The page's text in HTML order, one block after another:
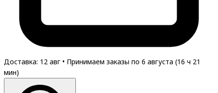
Доставка: 12 авг • Принимаем заказы по 6 августа (16 ч 21
мин)